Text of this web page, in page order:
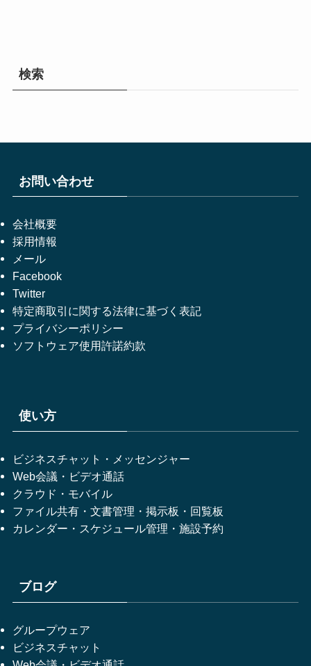
検索
お問い合わせ
会社概要
採用情報
メール
Facebook
Twitter
特定商取引に関する法律に基づく表記
プライバシーポリシー
ソフトウェア使用許諾約款
使い方
ビジネスチャット・メッセンジャー
Web会議・ビデオ通話
クラウド・モバイル
ファイル共有・文書管理・掲示板・回覧板
カレンダー・スケジュール管理・施設予約
ブログ
グループウェア
ビジネスチャット